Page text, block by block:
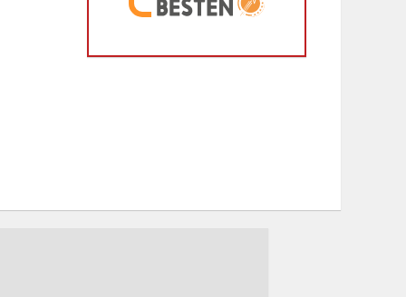
Dr. Hubert Menken
hat4.88 von5
MenkenBewertungen